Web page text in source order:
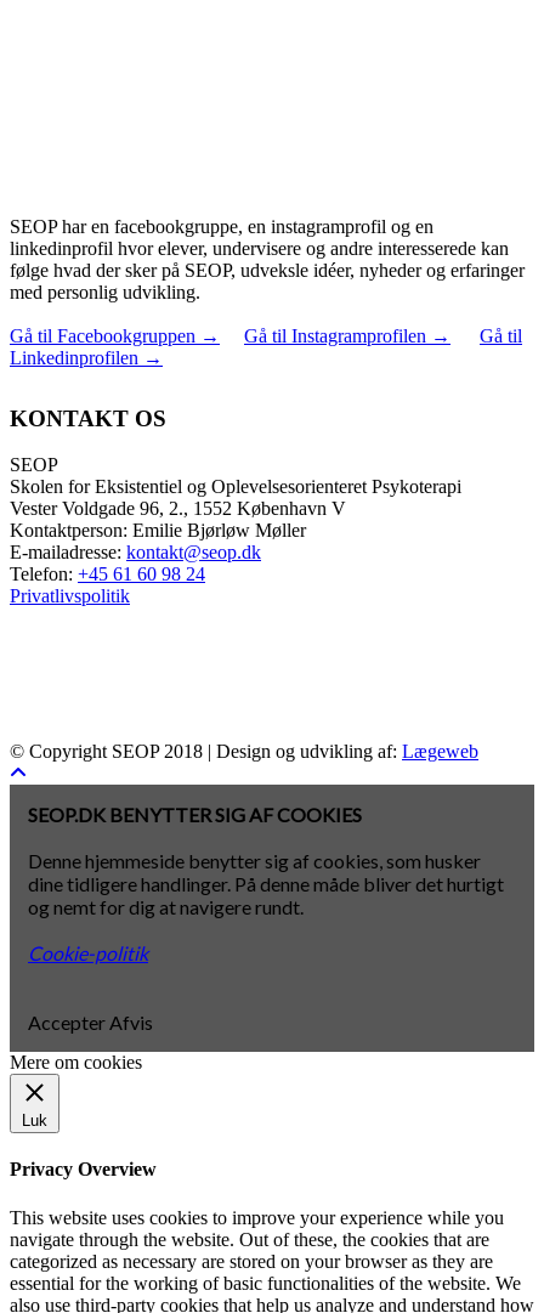
SEOP har en facebookgruppe, en instagramprofil og en
linkedinprofil hvor elever, undervisere og andre interesserede kan
følge hvad der sker på SEOP, udveksle idéer, nyheder og erfaringer
med personlig udvikling.
Gå til Facebookgruppen → Gå til Instagramprofilen →
Gå til
Linkedinprofilen →
KONTAKT OS
SEOP
Skolen for Eksistentiel og Oplevelsesorienteret Psykoterapi
Vester Voldgade 96, 2., 1552 København V
Kontaktperson: Emilie Bjørløw Møller
E-mailadresse: kontakt@seop.dk
Telefon: +45 61 60 98 24
Privatlivspolitik
© Copyright SEOP 2018 | Design og udvikling af: Lægeweb
SEOP.DK BENYTTER SIG AF COOKIES
Denne hjemmeside benytter sig af cookies, som husker
dine tidligere handlinger. På denne måde bliver det hurtigt
og nemt for dig at navigere rundt.
Cookie-politik
AccepterAfvis
Mere om cookies
Luk
Privacy Overview
This website uses cookies to improve your experience while you
navigate through the website. Out of these, the cookies that are
categorized as necessary are stored on your browser as they are
essential for the working of basic functionalities of the website. We
also use third-party cookies that help us analyze and understand how